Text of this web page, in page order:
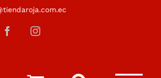
FacebookInstagram